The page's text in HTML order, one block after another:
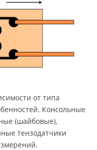
от типа
Консольные
(шайбовые),
тензодатчики